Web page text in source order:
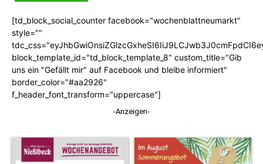
[td_block_social_counter facebook="wochenblattneumarkt"
style=""
block_template_id="td_block_template_8" custom_title="Gib
uns ein "Gefällt mir" auf Facebook und bleibe informiert"
border_color="#aa2926"
f_header_font_transform="uppercase"]
-Anzeigen-